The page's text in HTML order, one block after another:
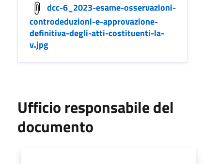
dcc-6_2023-esame-osservazioni-
controdeduzioni-e-approvazione-
definitiva-degli-atti-costituenti-la-
v.jpg
Ufficio responsabile del
documento